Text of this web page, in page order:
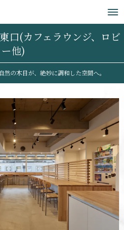
口(カフェラウンジ、ロビ
ー他)
の木目が、絶妙に調和した空間へ。